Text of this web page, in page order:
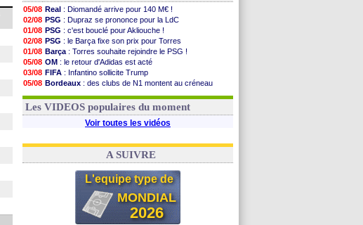
05/08 Real : Diomandé arrive pour 140 M€ !
02/08 PSG : Dupraz se prononce pour la LdC
01/08 PSG : c'est bouclé pour Akliouche !
02/08 PSG : le Barça fixe son prix pour Torres
01/08 Barça : Torres souhaite rejoindre le PSG !
05/08 OM : le retour d'Adidas est acté
03/08 FIFA : Infantino sollicite Trump
05/08 Bordeaux : des clubs de N1 montent au créneau
03/08 Real: le démenti de Leipzig pour Diomandé
Les VIDEOS populaires du moment
Voir toutes les vidéos
A SUIVRE
L'equipe type de
MONDIAL
2026